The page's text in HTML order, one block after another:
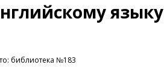
языку
библиотека №183